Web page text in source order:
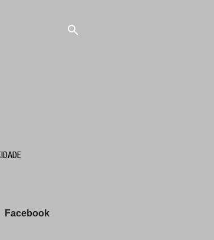
Facebook